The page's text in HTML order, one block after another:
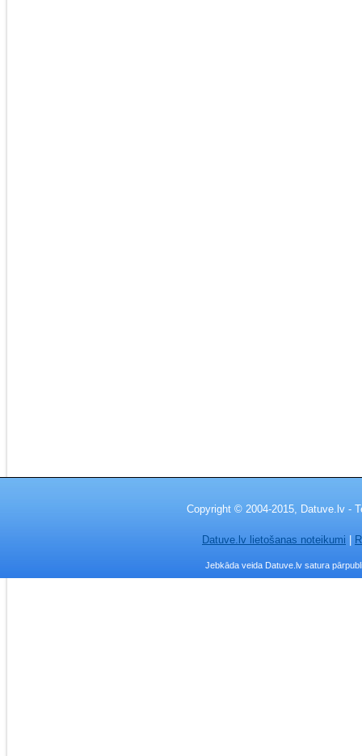
Copyright © 2004-2015, Datuve.lv -
Datuve.lv lietošanas noteikumi
Jebkāda veida Datuve.lv satura